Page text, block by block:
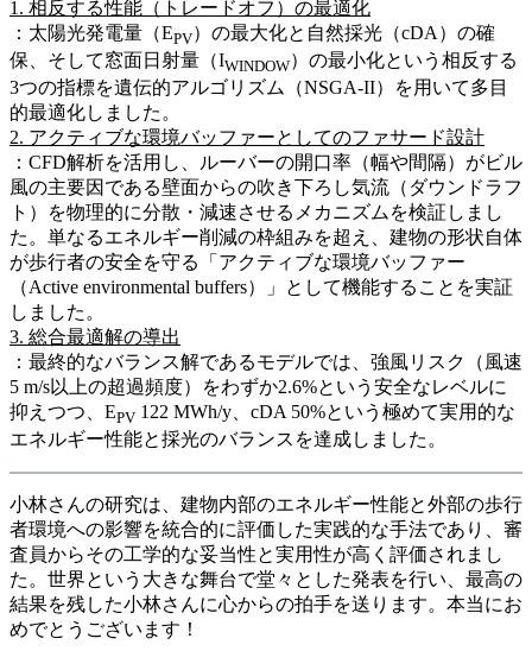
1. 相反する性能（トレードオフ）の最適化
：太陽光発電量（EPV）の最大化と自然採光（cDA）の確
保、そして窓面日射量（IWINDOW）の最小化という相反する
3つの指標を遺伝的アルゴリズム（NSGA-II）を用いて多目
的最適化しました。
2. アクティブな環境バッファーとしてのファサード設計
：CFD解析を活用し、ルーバーの開口率（幅や間隔）がビル
風の主要因である壁面からの吹き下ろし気流（ダウンドラフ
ト）を物理的に分散・減速させるメカニズムを検証しまし
た。単なるエネルギー削減の枠組みを超え、建物の形状自体
が歩行者の安全を守る「アクティブな環境バッファー
（Active environmental buffers）」として機能することを実証
しました。
3. 総合最適解の導出
：最終的なバランス解であるモデルでは、強風リスク（風速
5 m/s以上の超過頻度）をわずか2.6%という安全なレベルに
抑えつつ、EPV 122 MWh/y、cDA 50%という極めて実用的な
エネルギー性能と採光のバランスを達成しました。
小林さんの研究は、建物内部のエネルギー性能と外部の歩行
者環境への影響を統合的に評価した実践的な手法であり、審
査員からその工学的な妥当性と実用性が高く評価されまし
た。世界という大きな舞台で堂々とした発表を行い、最高の
結果を残した小林さんに心からの拍手を送ります。本当にお
めでとうございます！